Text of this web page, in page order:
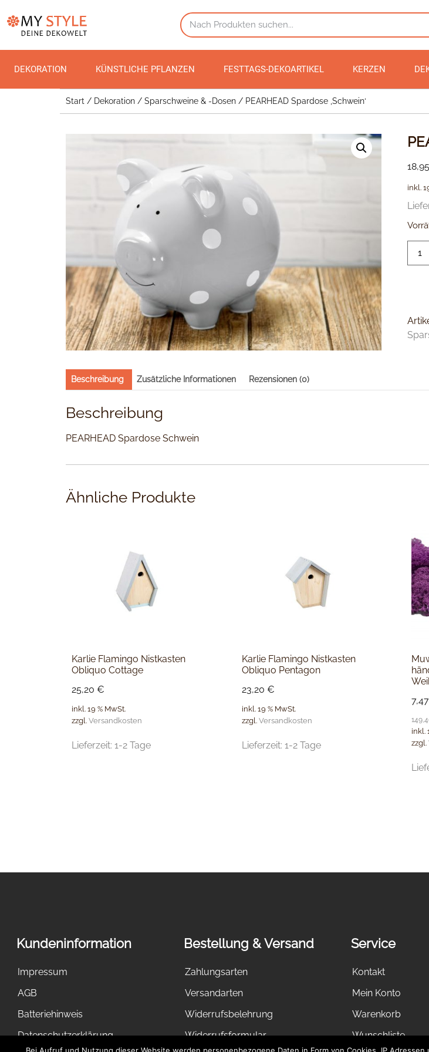
DEKORATION KÜNSTLICHE PFLANZEN FESTTAGS-DEKOARTIKEL KERZEN
Start / Dekoration / Sparschweine & -Dosen / PEARHEAD Spardose ‚Schwein‘
inkl.
Beschreibung Zusätzliche Informationen Rezensionen (0)
Beschreibung
PEARHEAD Spardose Schwein
Ähnliche Produkte
Karlie Flamingo Nistkasten
Obliquo Cottage
25,20 €
inkl. 19 % MwSt.
zzgl. Versandkosten
Lieferzeit: 1-2 Tage
Karlie Flamingo Nistkasten
Obliquo Pentagon
23,20 €
inkl. 19 % MwSt.
zzgl. Versandkosten
Lieferzeit: 1-2 Tage
7,47
inkl.
zzgl.
Kundeninformation
Impressum
AGB
Batteriehinweis
Datenschutzerklärung
Bestellung & Versand
Zahlungsarten
Versandarten
Widerrufsbelehrung
Widerrufsformular
Service
Kontakt
Mein Konto
Warenkorb
Wunschliste